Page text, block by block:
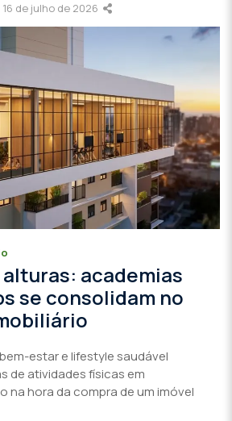
16 de julho de 2026
academias
se consolidam no
estar e lifestyle saudável
de atividades físicas em
na hora da compra de um imóvel